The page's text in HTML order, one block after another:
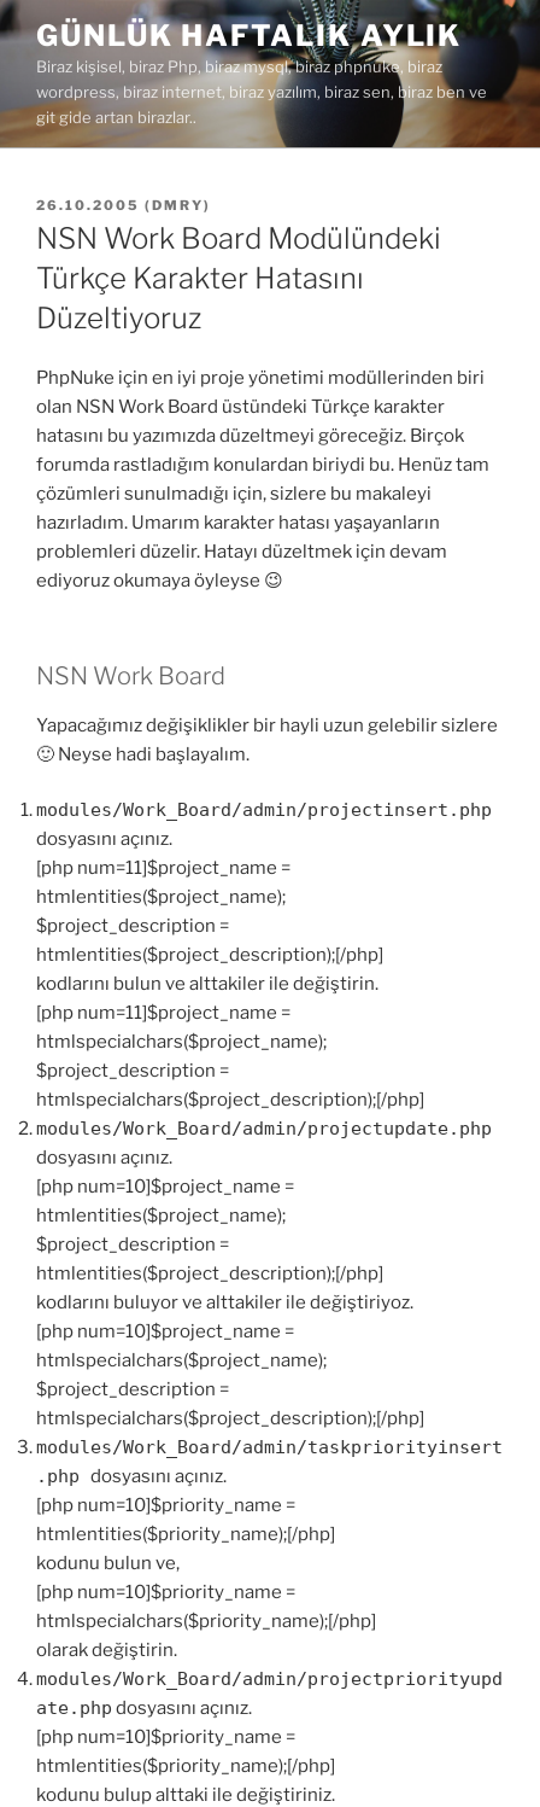
İçeriğe
geç
GÜNLÜK HAFTALIK AYLIK
Biraz kişisel, biraz Php, biraz mysql, biraz phpnuke, biraz
wordpress, biraz internet, biraz yazılım, biraz sen, biraz ben ve
git gide artan birazlar..
YAYIM
TARIHI
26.10.2005 ( DMRY)
NSN Work Board Modülündeki
Türkçe Karakter Hatasını
Düzeltiyoruz
PhpNuke için en iyi proje yönetimi modüllerinden biri
olan NSN Work Board üstündeki Türkçe karakter
hatasını bu yazımızda düzeltmeyi göreceğiz. Birçok
forumda rastladığım konulardan biriydi bu. Henüz tam
çözümleri sunulmadığı için, sizlere bu makaleyi
hazırladım. Umarım karakter hatası yaşayanların
problemleri düzelir. Hatayı düzeltmek için devam
ediyoruz okumaya öyleyse 😉
NSN Work Board
Yapacağımız değişiklikler bir hayli uzun gelebilir sizlere
🙂 Neyse hadi başlayalım.
modules/Work_Board/admin/projectinsert.php
dosyasını açınız.
[php num=11]$project_name =
htmlentities($project_name);
$project_description =
htmlentities($project_description);[/php]
kodlarını bulun ve alttakiler ile değiştirin.
[php num=11]$project_name =
htmlspecialchars($project_name);
$project_description =
htmlspecialchars($project_description);[/php]
modules/Work_Board/admin/projectupdate.php
dosyasını açınız.
[php num=10]$project_name =
htmlentities($project_name);
$project_description =
htmlentities($project_description);[/php]
kodlarını buluyor ve alttakiler ile değiştiriyoz.
[php num=10]$project_name =
htmlspecialchars($project_name);
$project_description =
htmlspecialchars($project_description);[/php]
modules/Work_Board/admin/taskpriorityinsert
.php dosyasını açınız.
[php num=10]$priority_name =
htmlentities($priority_name);[/php]
kodunu bulun ve,
[php num=10]$priority_name =
htmlspecialchars($priority_name);[/php]
olarak değiştirin.
modules/Work_Board/admin/projectpriorityupd
ate.php dosyasını açınız.
[php num=10]$priority_name =
htmlentities($priority_name);[/php]
kodunu bulup alttaki ile değiştiriniz.